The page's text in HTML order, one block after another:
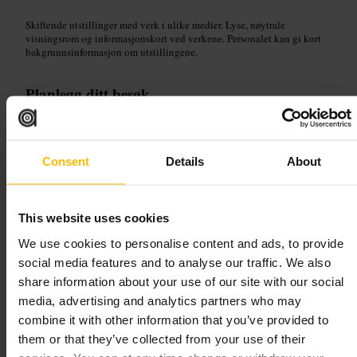
Consent Details About
This website uses cookies
We use cookies to personalise content and ads, to provide
social media features and to analyse our traffic. We also
share information about your use of our site with our social
media, advertising and analytics partners who may
combine it with other information that you’ve provided to
them or that they’ve collected from your use of their
Skiftende utstillinger med verk i ulike medier. Lyse, nøytrale
visningsrom og informasjonskort ved verkene. Personalet kan gi kort
bakgrunnsinformasjon om utstillingene.
Planlegg ditt besøk
notatbok hvis du vil gjøre observasjoner eller huske favoritter.
http://www.themoderninstitute.com/
Six Foot Gallery
Kunst og underholdning•Kunstgalleri
4,7
Bilde / Six Foot Gallery